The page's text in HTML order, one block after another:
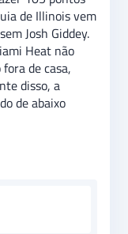
de Illinois vem
Josh Giddey.
Heat não
de casa,
disso, a
de abaixo